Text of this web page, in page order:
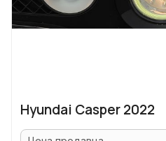
Hyundai Casper 2022